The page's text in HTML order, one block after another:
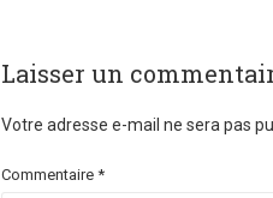
Laisser un
Votre adresse e-mail ne sera pas
Commentaire *